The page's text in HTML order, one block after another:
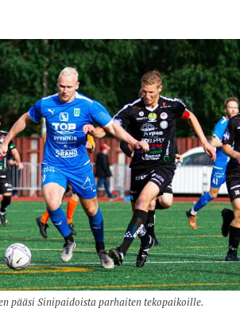
pääsi Sinipaidoista parhaiten tekopaikoille.